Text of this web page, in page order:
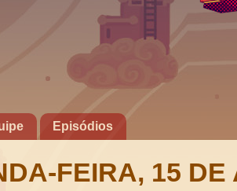
Episódios
FEIRA, 15 DE